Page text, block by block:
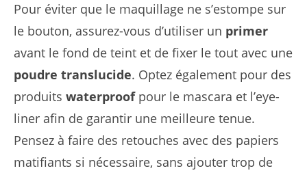
Pour éviter que le maquillage ne s’estompe sur
le bouton, assurez-vous d’utiliser un primer
avant le fond de teint et de fixer le tout avec une
poudre translucide. Optez également pour des
produits waterproofpour le mascara et l’eye-
liner afin de garantir une meilleure tenue.
Pensez à faire des retouches avec des papiers
matifiants si nécessaire, sans ajouter trop de